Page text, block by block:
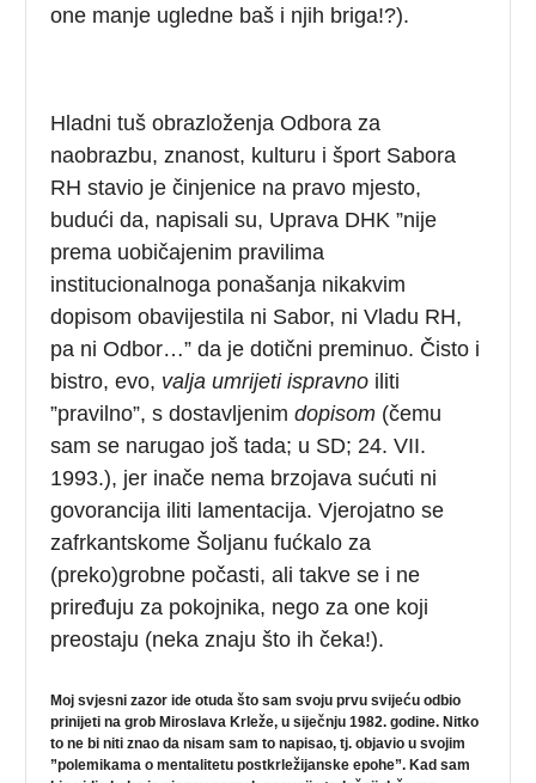
one manje ugledne baš i njih briga!?).
Hladni tuš obrazloženja Odbora za
naobrazbu, znanost, kulturu i šport Sabora
RH stavio je činjenice na pravo mjesto,
budući da, napisali su, Uprava DHK ”nije
prema uobičajenim pravilima
institucionalnoga ponašanja nikakvim
dopisom obavijestila ni Sabor, ni Vladu RH,
pa ni Odbor…” da je dotični preminuo. Čisto i
bistro, evo, valja umrijeti ispravno iliti
”pravilno”, s dostavljenimdopisom (čemu
sam se narugao još tada; u SD; 24. VII.
1993.), jer inače nema brzojava sućuti ni
govorancija iliti lamentacija. Vjerojatno se
zafrkantskome Šoljanu fućkalo za
(preko)grobne počasti, ali takve se i ne
priređuju za pokojnika, nego za one koji
preostaju (neka znaju što ih čeka!).
Moj svjesni zazor ide otuda što sam svoju prvu svijeću odbio
prinijeti na grob Miroslava Krleže, u siječnju 1982. godine. Nitko
to ne bi niti znao da nisam sam to napisao, tj. objavio u svojim
”polemikama o mentalitetu postkrležijanske epohe”. Kad sam